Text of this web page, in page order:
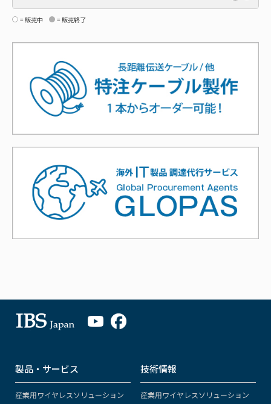
= 販売中 = 販売終了
製品・サービス
産業用ワイヤレスソリューション
技術情報
産業用ワイヤレスソリューション